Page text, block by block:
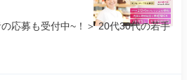
応募も受付中~！＞ 20代30代の若手